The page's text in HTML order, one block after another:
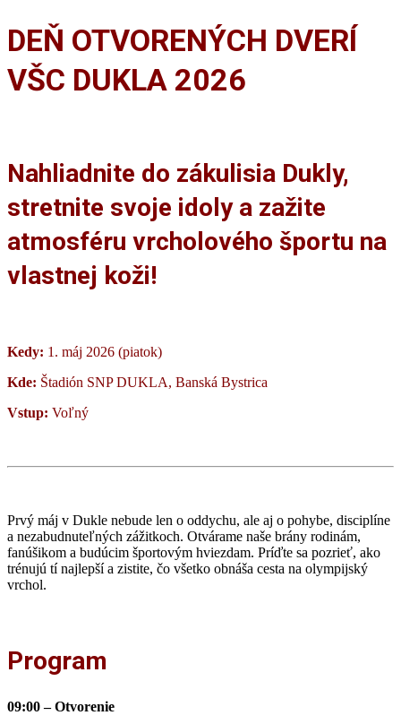
DEŇ OTVORENÝCH DVERÍ
VŠC DUKLA 2026
Nahliadnite do zákulisia Dukly,
stretnite svoje idoly a zažite
atmosféru vrcholového športu na
vlastnej koži!
Kedy: 1. máj 2026 (piatok)
Kde: Štadión SNP DUKLA, Banská Bystrica
Vstup: Voľný
Prvý máj v Dukle nebude len o oddychu, ale aj o pohybe, disciplíne
a nezabudnuteľných zážitkoch. Otvárame naše brány rodinám,
fanúšikom a budúcim športovým hviezdam. Príďte sa pozrieť, ako
trénujú tí najlepší a zistite, čo všetko obnáša cesta na olympijský
vrchol.
Program
09:00–Otvorenie